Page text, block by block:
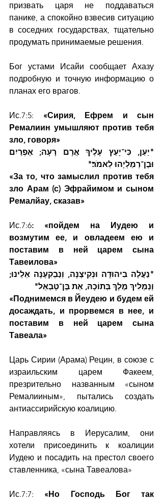
призвать царя не поддаваться
панике, а спокойно взвесив ситуацию
в соседних государствах, тщательно
продумать принимаемые решения.
Бог устами Исайи сообщает Ахазу
подробную и точную информацию о
планах его врагов.
Ис.7:5: «Сирия, Ефрем и сын
Ремалиин умышляют против тебя
зло, говоря»
וּבֶן־רְמַלְיָהוּ לֵאמֹר׃"
«За то, что замыслил против тебя
зло Арам (с) Эфрайимом и сыном
Ремалйау, сказав»
Ис.7:6: «пойдем на Иудею и
возмутим ее, и овладеем ею и
поставим в ней царем сына
Тавеилова»
וְנַמְלִיךְ מֶלֶךְ בְּתוֹכָהּ, אֵת בֶּן־טָבְאַל"
«Поднимемся в Йеудею и будем ей
досаждать, и прорвемся в нее, и
поставим в ней царем сына
Тавеала»
Царь Сирии (Арама) Рецин, в союзе с
израильским царем Факеем,
презрительно названным «сыном
Ремалииным», пытались создать
антиассирийскую коалицию.
Направляясь в Иерусалим, они
хотели присоединить к коалиции
Иудею и посадить на престол своего
ставленника, «сына Тавеалова»
Ис.7:7: «Но Господь Бог так